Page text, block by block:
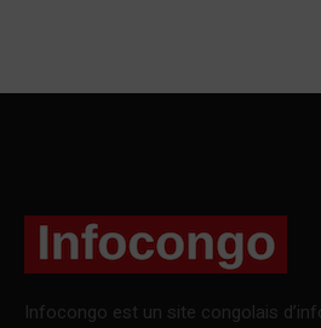
Infocongo est un site congolais